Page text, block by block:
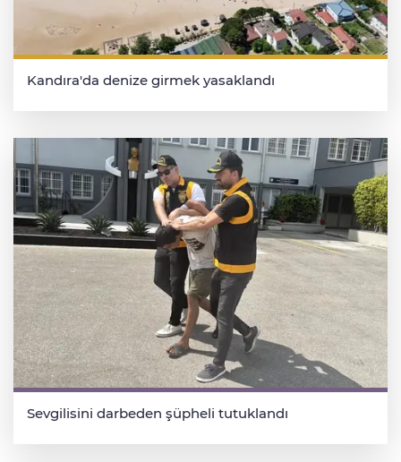
Kandıra'da denize girmek yasaklandı
Sevgilisini darbeden şüpheli tutuklandı